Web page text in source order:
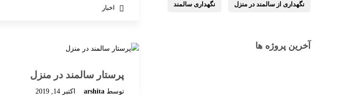
اخبار
پرستار سالمند در منزل
توسط arshita اکتبر 14, 2019
نگهداری از سالمند در منزل نگهداری سالمند
آخرین پروژه ها